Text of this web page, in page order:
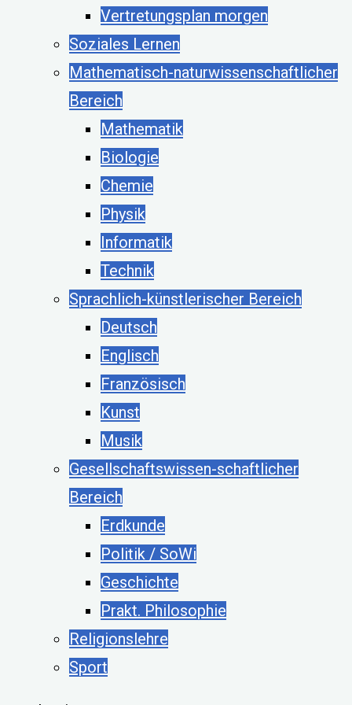
Vertretungsplan morgen
Soziales Lernen
Mathematisch-naturwissenschaftlicher
Bereich
Mathematik
Biologie
Chemie
Physik
Informatik
Technik
Sprachlich-künstlerischer Bereich
Deutsch
Englisch
Französisch
Kunst
Musik
Gesellschaftswissen-schaftlicher
Bereich
Erdkunde
Politik / SoWi
Geschichte
Prakt. Philosophie
Religionslehre
Sport